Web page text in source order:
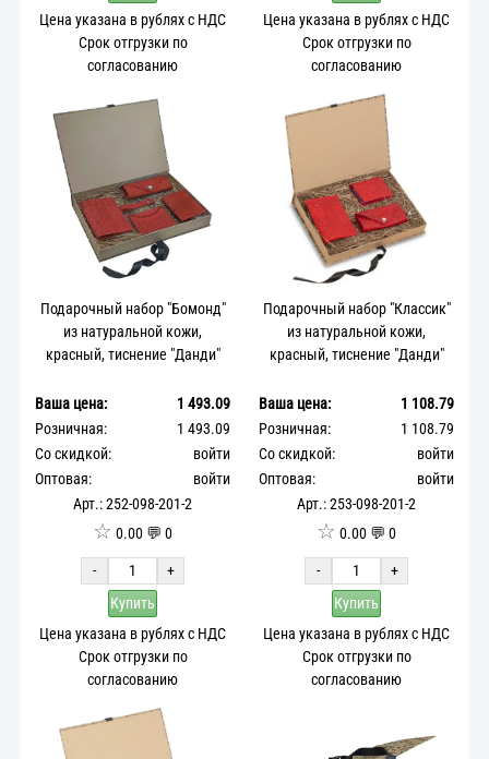
Цена указана в рублях с НДС
Срок отгрузки по
согласованию
Цена указана в рублях с НДС
Срок отгрузки по
согласованию
Подарочный набор "Бомонд"
из натуральной кожи,
красный, тиснение "Данди"
Ваша цена:
1 493.09
Розничная:
1 493.09
Со скидкой:
войти
Оптовая:
войти
Арт.: 252-098-201-2
☆ 0.00 💬 0
-
+
Купить
Цена указана в рублях с НДС
Срок отгрузки по
согласованию
Подарочный набор "Классик"
из натуральной кожи,
красный, тиснение "Данди"
Ваша цена:
1 108.79
Розничная:
1 108.79
Со скидкой:
войти
Оптовая:
войти
Арт.: 253-098-201-2
☆ 0.00 💬 0
-
+
Купить
Цена указана в рублях с НДС
Срок отгрузки по
согласованию